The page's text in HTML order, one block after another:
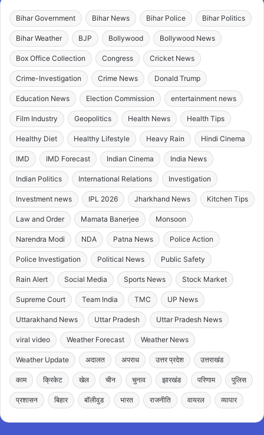
Bihar Government Bihar News Bihar Police Bihar Politics
Bihar Weather BJP Bollywood Bollywood News
Box Office Collection Congress Cricket News
Crime-Investigation Crime News Donald Trump
Education News Election Commission entertainment news
Film Industry Geopolitics Health News Health Tips
Healthy Diet Healthy Lifestyle Heavy Rain Hindi Cinema
IMD IMD Forecast Indian Cinema India News
Indian Politics International Relations Investigation
Investment news IPL 2026 Jharkhand News Kitchen Tips
Law and Order Mamata Banerjee Monsoon
Narendra Modi NDA Patna News Police Action
Police Investigation Political News Public Safety
Rain Alert Social Media Sports News Stock Market
Supreme Court Team India TMC UP News
Uttarakhand News Uttar Pradesh Uttar Pradesh News
viral video Weather Forecast Weather News
Weather Update अदालत अपराध उत्तर प्रदेश उत्तराखंड
काम क्रिकेट खेल चीन चुनाव झारखंड परिणाम पुलिस
प्रशासन बिहार बॉलीवुड भारत राजनीति वायरल व्यापार